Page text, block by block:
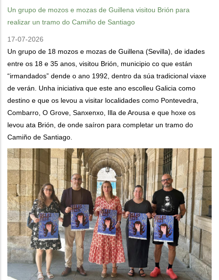
Un grupo de mozos e mozas de Guillena visitou Brión para
realizar un tramo do Camiño de Santiago
17-07-2026
Un grupo de 18 mozos e mozas de Guillena (Sevilla), de idades
entre os 18 e 35 anos, visitou Brión, municipio co que están
“irmandados” dende o ano 1992, dentro da súa tradicional viaxe
de verán. Unha iniciativa que este ano escolleu Galicia como
destino e que os levou a visitar localidades como Pontevedra,
Combarro, O Grove, Sanxenxo, Illa de Arousa e que hoxe os
levou ata Brión, de onde saíron para completar un tramo do
Camiño de Santiago.